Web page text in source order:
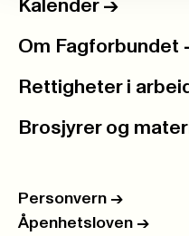
Kalender ->
Om Fagforbundet
Rettigheter i
Brosjyrer og
Personvern ->
Åpenhetsloven ->